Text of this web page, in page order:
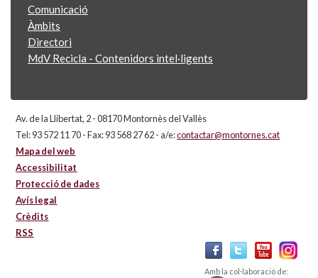
Comunicació
Àmbits
Directori
MdV Recicla - Contenidors intel·ligents
Av. de la Llibertat, 2 - 08170 Montornès del Vallès
Tel: 93 572 11 70 - Fax: 93 568 27 62 - a/e:contactar@montornes.cat
Mapa del web
Accessibilitat
Protecció de dades
Avís legal
Crèdits
RSS
Amb la col·laboració de: